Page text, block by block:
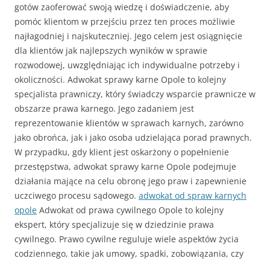
gotów zaoferować swoją wiedzę i doświadczenie, aby
pomóc klientom w przejściu przez ten proces możliwie
najłagodniej i najskuteczniej. Jego celem jest osiągnięcie
dla klientów jak najlepszych wyników w sprawie
rozwodowej, uwzględniając ich indywidualne potrzeby i
okoliczności. Adwokat sprawy karne Opole to kolejny
specjalista prawniczy, który świadczy wsparcie prawnicze w
obszarze prawa karnego. Jego zadaniem jest
reprezentowanie klientów w sprawach karnych, zarówno
jako obrońca, jak i jako osoba udzielająca porad prawnych.
W przypadku, gdy klient jest oskarżony o popełnienie
przestępstwa, adwokat sprawy karne Opole podejmuje
działania mające na celu obronę jego praw i zapewnienie
uczciwego procesu sądowego. adwokat od spraw karnych
opole Adwokat od prawa cywilnego Opole to kolejny
ekspert, który specjalizuje się w dziedzinie prawa
cywilnego. Prawo cywilne reguluje wiele aspektów życia
codziennego, takie jak umowy, spadki, zobowiązania, czy